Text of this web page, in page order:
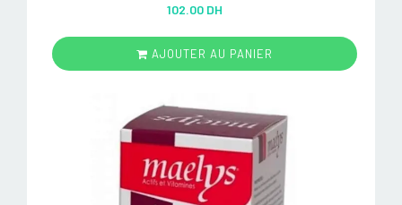
out of 5
102.00 DH
AJOUTER AU PANIER